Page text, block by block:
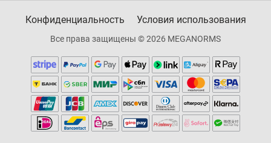
Конфиденциальность Условия использования
Все права защищены © 2026 MEGANORMS